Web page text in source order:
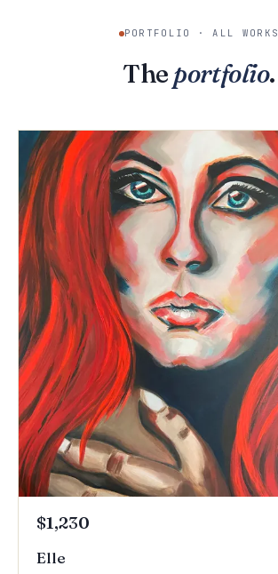
PORTFOLIO · ALL WORKS
The portfolio.
$1,230
Elle